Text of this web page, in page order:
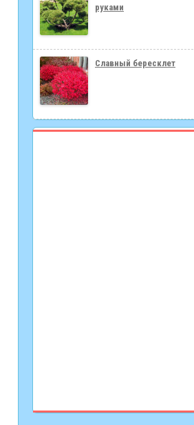
руками
Славный бересклет